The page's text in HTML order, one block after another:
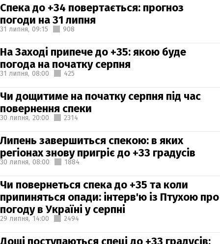
Спека до +34 повертається: прогноз
погоди на 31 липня
31 липня, 09:15 908
На Заході припече до +35: якою буде
погода на початку серпня
31 липня, 08:00 425
Чи дощитиме на початку серпня під час
повернення спеки
30 липня, 20:00 2314
Липень завершиться спекою: в яких
регіонах знову пригріє до +33 градусів
30 липня, 08:00 1884
Чи повернеться спека до +35 та коли
припиняться опади: інтерв'ю із Птухою про
погоду в Україні у серпні
29 липня, 14:00 2494
Дощі поступаються спеці до +33 градусів: